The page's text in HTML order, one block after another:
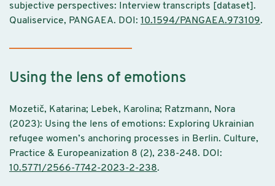
subjective perspectives: Interview transcripts [dataset].
Qualiservice, PANGAEA. DOI: 10.1594/PANGAEA.973109.
Using the lens of emotions
Mozetič, Katarina; Lebek, Karolina; Ratzmann, Nora
(2023): Using the lens of emotions: Exploring Ukrainian
refugee women’s anchoring processes in Berlin. Culture,
Practice & Europeanization 8 (2), 238-248. DOI:
10.5771/2566-7742-2023-2-238.